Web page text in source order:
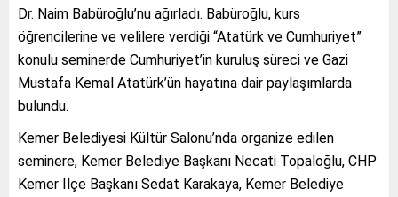
Dr. Naim Babüroğlu’nu ağırladı. Babüroğlu, kurs
öğrencilerine ve velilere verdiği “Atatürk ve Cumhuriyet”
konulu seminerde Cumhuriyet’in kuruluş süreci ve Gazi
Mustafa Kemal Atatürk’ün hayatına dair paylaşımlarda
bulundu.
Kemer Belediyesi Kültür Salonu’nda organize edilen
seminere, Kemer Belediye Başkanı Necati Topaloğlu, CHP
Kemer İlçe Başkanı Sedat Karakaya, Kemer Belediye